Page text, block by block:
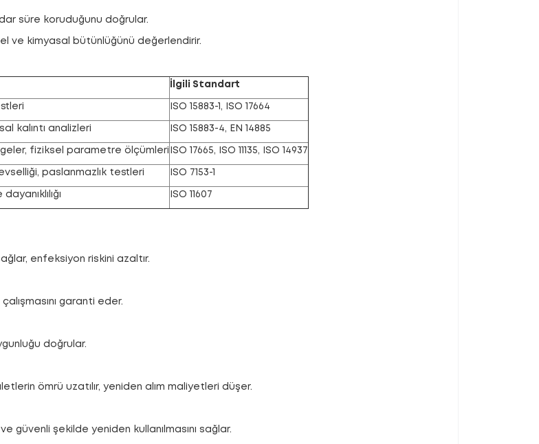
süre koruduğunu doğrular.
ve kimyasal bütünlüğünü değerlendirir.
İlgili Standart
ISO 15883-1, ISO 17664
kalıntı analizleri ISO 15883-4, EN 14885
fiziksel parametre ölçümleri ISO 17665, ISO 11135, ISO 14937
paslanmazlık testleri ISO 7153-1
ISO 11607
enfeksiyon riskini azaltır.
garanti eder.
doğrular.
ömrü uzatılır, yeniden alım maliyetleri düşer.
güvenli şekilde yeniden kullanılmasını sağlar.